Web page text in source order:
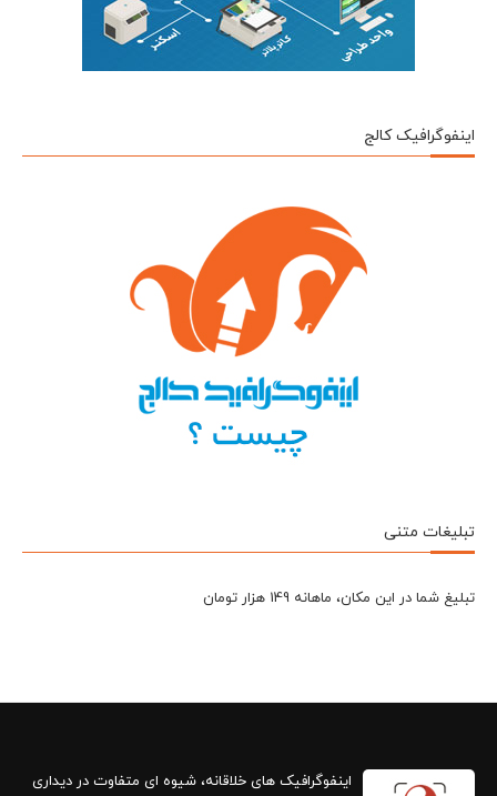
اینفوگرافیک کالج
تبلیغات متنی
تبلیغ شما در این مکان، ماهانه 149 هزار تومان